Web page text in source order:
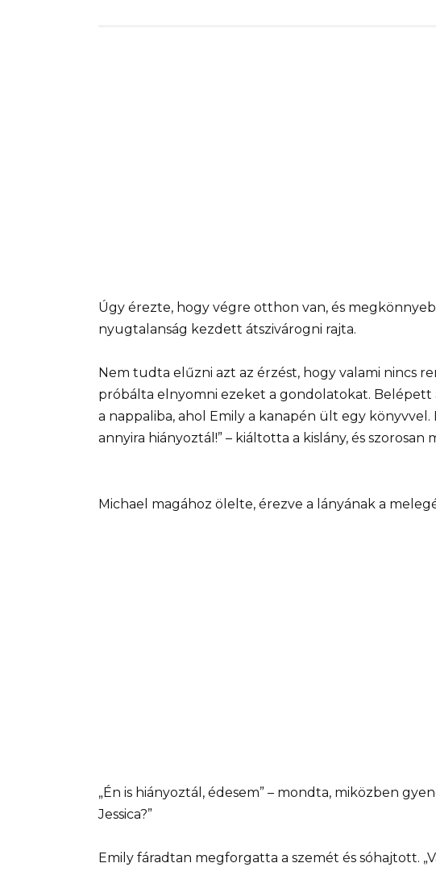
Úgy érezte, hogy végre otthon van, és
nyugtalanság kezdett átszivárogni rajta.
Nem tudta elűzni azt az érzést, hogy valami nincs
próbálta elnyomni ezeket a gondolatokat. Belépett
a nappaliba, ahol Emily a kanapén ült egy
annyira hiányoztál!” – kiáltotta a kislány, és szorosan
Michael magához ölelte, érezve a lányának a
„Én is hiányoztál, édesem” – mondta, miközben
Jessica?”
Emily fáradtan megforgatta a szemét és sóhajtott.